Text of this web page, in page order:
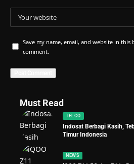
Save my name, email, and website in
comment.
Must Read
TELCO
Indosat Berbagi Kasih,
Timur Indonesia
NEWS